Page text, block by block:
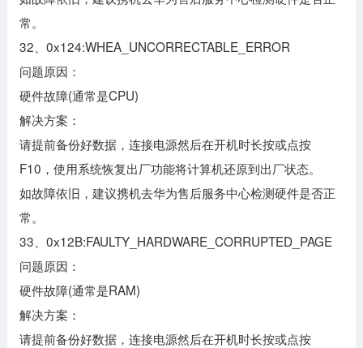
常。
32、0x124:WHEA_UNCORRECTABLE_ERROR
问题原因：
硬件故障(通常是CPU)
解决方案：
请提前备份好数据，连接电源然后在开机时长按或点按
F10，使用系统恢复出厂功能将计算机还原到出厂状态。
如故障依旧，建议携机去华为售后服务中心检测硬件是否正
常。
33、0x12B:FAULTY_HARDWARE_CORRUPTED_PAGE
问题原因：
硬件故障(通常是RAM)
解决方案：
请提前备份好数据，连接电源然后在开机时长按或点按